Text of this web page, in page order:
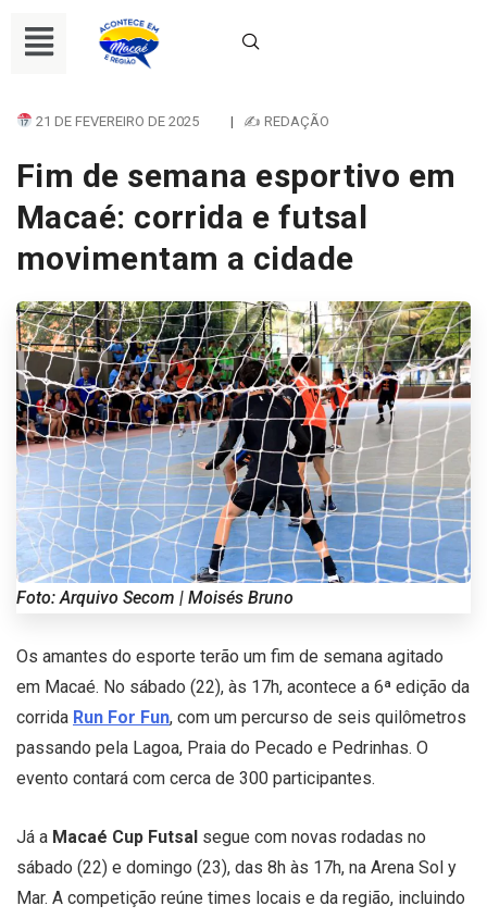
21 DE FEVEREIRO DE 2025 | ✍ REDAÇÃO
Fim de semana esportivo em
Macaé: corrida e futsal
movimentam a cidade
Foto: Arquivo Secom | Moisés Bruno
Os amantes do esporte terão um fim de semana agitado
em Macaé. No sábado (22), às 17h, acontece a 6ª edição da
corrida Run For Fun, com um percurso de seis quilômetros
passando pela Lagoa, Praia do Pecado e Pedrinhas. O
evento contará com cerca de 300 participantes.
Já a Macaé Cup Futsal segue com novas rodadas no
sábado (22) e domingo (23), das 8h às 17h, na Arena Sol y
Mar. A competição reúne times locais e da região, incluindo